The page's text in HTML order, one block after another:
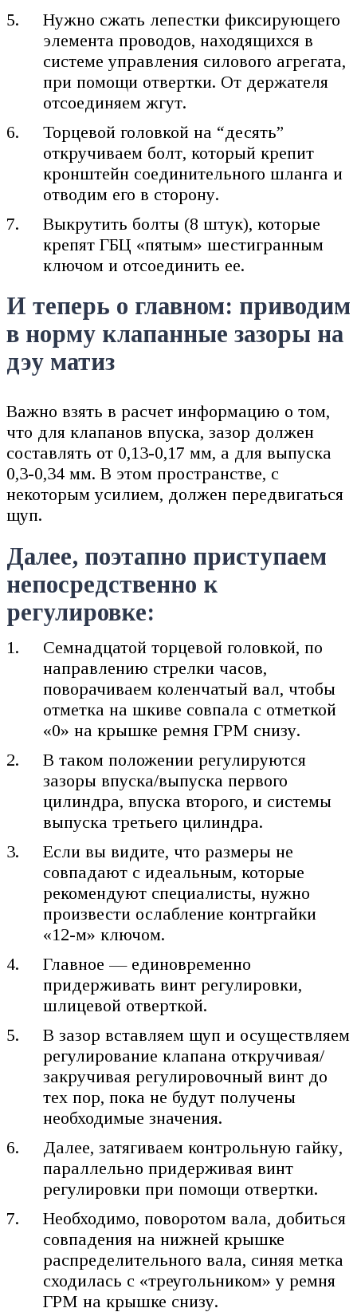
Нужно сжать лепестки фиксирующего
элемента проводов, находящихся в
системе управления силового агрегата,
при помощи отвертки. От держателя
отсоединяем жгут.
Торцевой головкой на “десять”
откручиваем болт, который крепит
кронштейн соединительного шланга и
отводим его в сторону.
Выкрутить болты (8 штук), которые
крепят ГБЦ «пятым» шестигранным
ключом и отсоединить ее.
И теперь о главном: приводим
в норму клапанные зазоры на
дэу матиз
Важно взять в расчет информацию о том,
что для клапанов впуска, зазор должен
составлять от 0,13-0,17 мм, а для выпуска
0,3-0,34 мм. В этом пространстве, с
некоторым усилием, должен передвигаться
щуп.
Далее, поэтапно приступаем
непосредственно к
регулировке:
Семнадцатой торцевой головкой, по
направлению стрелки часов,
поворачиваем коленчатый вал, чтобы
отметка на шкиве совпала с отметкой
«0» на крышке ремня ГРМ снизу.
В таком положении регулируются
зазоры впуска/выпуска первого
цилиндра, впуска второго, и системы
выпуска третьего цилиндра.
Если вы видите, что размеры не
совпадают с идеальным, которые
рекомендуют специалисты, нужно
произвести ослабление контргайки
«12-м» ключом.
Главное — единовременно
придерживать винт регулировки,
шлицевой отверткой.
В зазор вставляем щуп и осуществляем
регулирование клапана откручивая/
закручивая регулировочный винт до
тех пор, пока не будут получены
необходимые значения.
Далее, затягиваем контрольную гайку,
параллельно придерживая винт
регулировки при помощи отвертки.
Необходимо, поворотом вала, добиться
совпадения на нижней крышке
распределительного вала, синяя метка
сходилась с «треугольником» у ремня
ГРМ на крышке снизу.